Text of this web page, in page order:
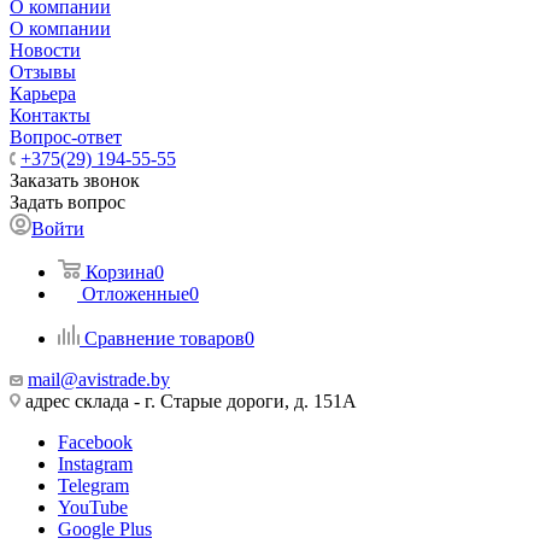
О компании
О компании
Новости
Отзывы
Карьера
Контакты
Вопрос-ответ
+375(29) 194-55-55
Заказать звонок
Задать вопрос
Войти
Корзина0
Отложенные0
Сравнение товаров0
mail@avistrade.by
адрес склада - г. Старые дороги, д. 151А
Facebook
Instagram
Telegram
YouTube
Google Plus